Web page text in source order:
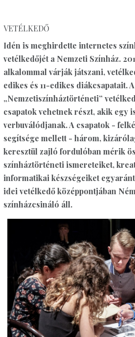
VETÉLKEDŐ
Idén is meghirdette internetes
vetélkedőjét a Nemzeti Színház.
alkalommal várják játszani,
edikes és 11-edikes diákcsapatait. A
„Nemzetiszínháztörténeti”
csapatok vehetnek részt, akik egy
verbuválódjanak. A csapatok -
segítsége mellett - három,
keresztül zajló fordulóban mérik
színháztörténeti ismereteiket,
informatikai készségeiket
idei vetélkedő középpontjában
színházcsináló áll.